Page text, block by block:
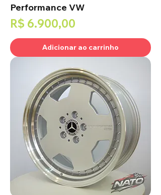
Performance VW
Preço
R$ 6.900,00
Adicionar ao carrinho